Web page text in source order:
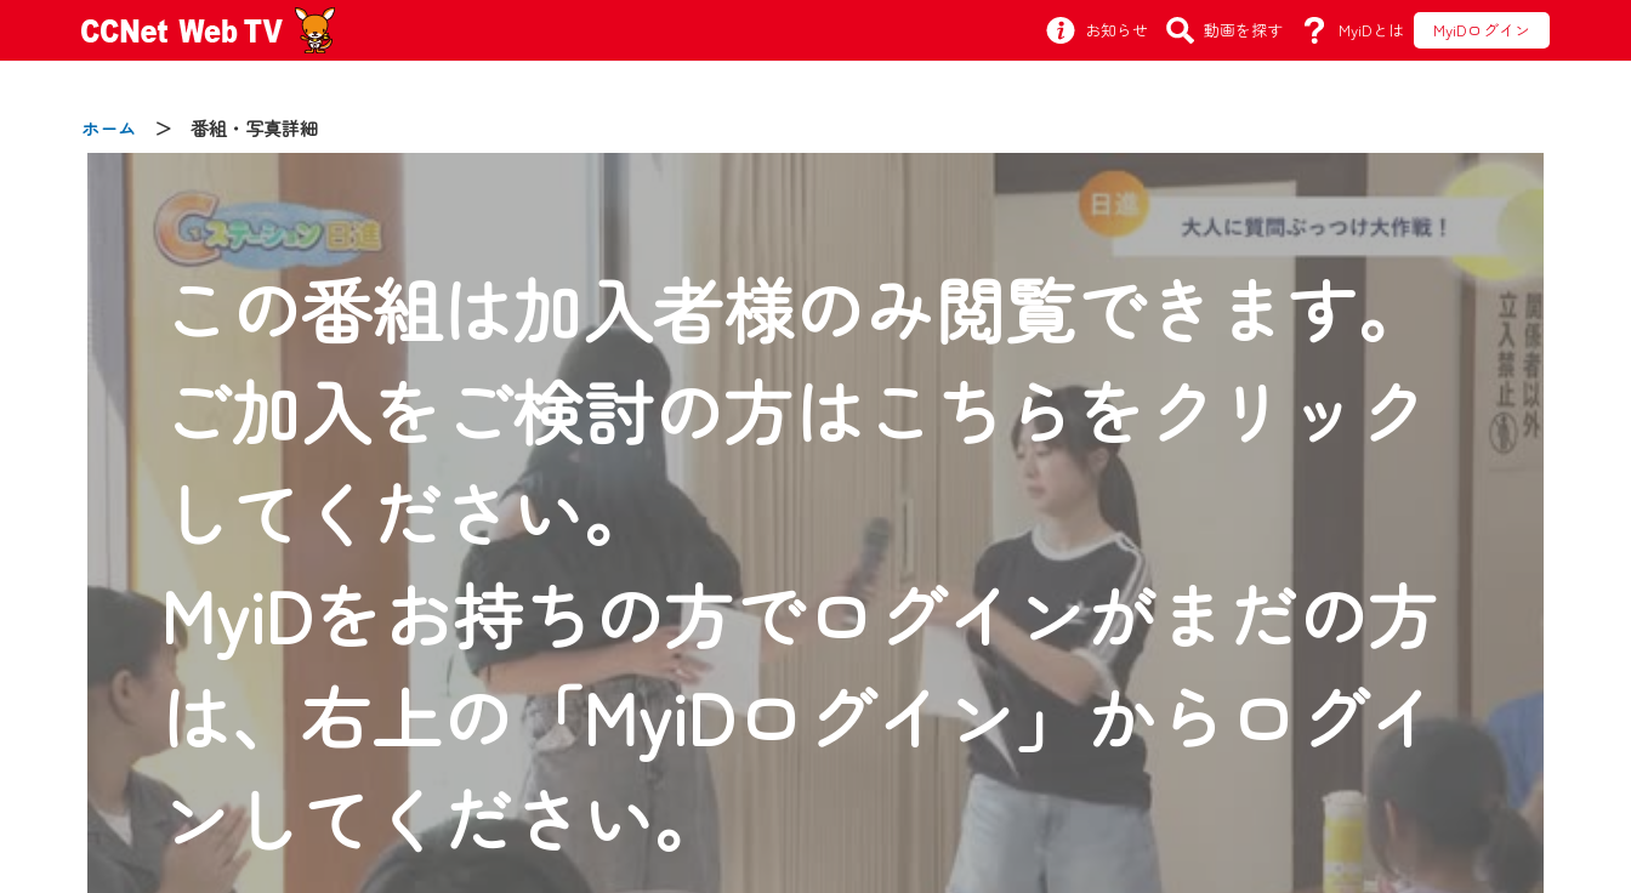
お知らせ 動画を探す MyiDとは MyiDログイン
ホーム ＞ 番組・写真詳細
この番組は加入者様のみ閲覧できます。
ご加入をご検討の方はこちらをクリック
してください。
MyiDをお持ちの方でログインがまだの方
は、右上の「MyiDログイン」からログイ
ンしてください。
2024/09/02
動画配信サービス『CCNet Web TV』は2024年9月24日からリニューアルします！
【変更点】
◆デザイン変更により、お住まいの地域の動画コンテンツが一目瞭然。
◆当社アプリやＰＣブラウザから、いつでも・どこでも・外出先でも！
CCNetサービスエリア20市町の地域情報番組をご視聴いただけます！
【ご注意】
2024年9月24日からはご加入者様へのサービス向上のため、
『CCNet Web TV』を利用いただくには、一部コンテンツを除き、
CCNetサービスへの加入と『CCNetマイページ※』へのログインが必要となります。
何卒、ご理解ご了承の程よろしくお願いいたします。
※マイページへのログインには、MyIDが必要となります。
※MyIDとは、CCNet Web TVを含むCCNetの各種サービスをご利用頂くためのIDです。
IDはお客様が使っているメールアドレスで設定できます。
（GmailやYahooなどのフリーメールアドレスでも作成可能です）
※マイページへのログイン・MyIDの新規登録はこちら
※CCNetアプリをご利用中の方は引き続きご視聴いただけます。